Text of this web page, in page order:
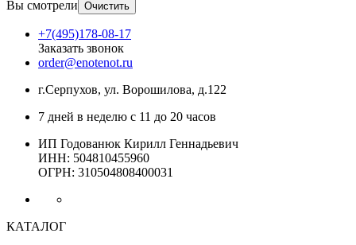
Вы смотрели Очистить
+7(495)178-08-17
Заказать звонок
order@enotenot.ru
г.Серпухов, ул. Ворошилова, д.122
7 дней в неделю с 11 до 20 часов
ИП Годованюк Кирилл Геннадьевич
ИНН: 504810455960
ОГРН: 310504808400031
КАТАЛОГ